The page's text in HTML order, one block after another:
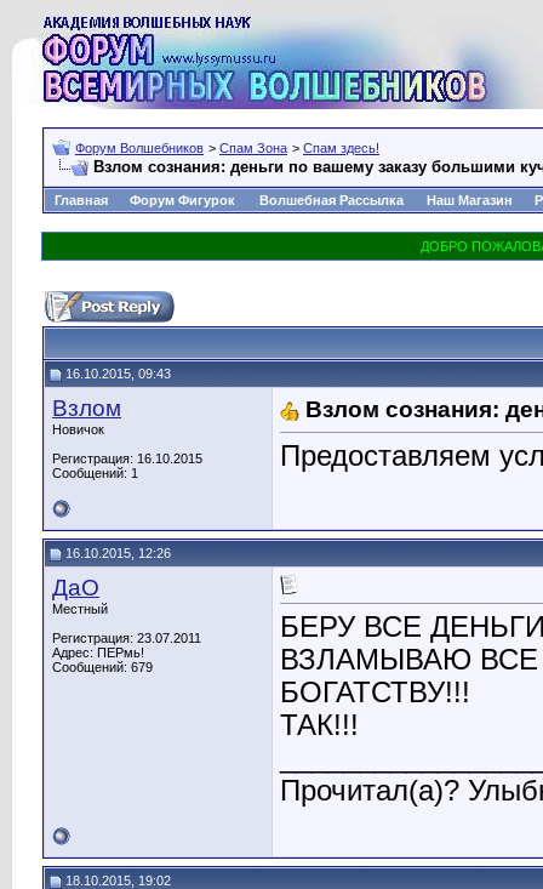
Форум Волшебников > Спам Зона > Спам здесь!
Взлом сознания: деньги по вашему заказу большими
Главная Форум Фигурок Волшебная Рассылка Наш Магазин
16.10.2015, 09:43
Взлом
Новичок
Регистрация: 16.10.2015
Сообщений: 1
Взлом сознания:
Предоставляем
16.10.2015, 12:26
ДаО
Местный
Регистрация: 23.07.2011
Адрес: ПЕРмь!
Сообщений: 679
БЕРУ ВСЕ
ВЗЛАМЫВАЮ
БОГАТСТВУ!!!
ТАК!!!
Прочитал(а)?
18.10.2015, 19:02